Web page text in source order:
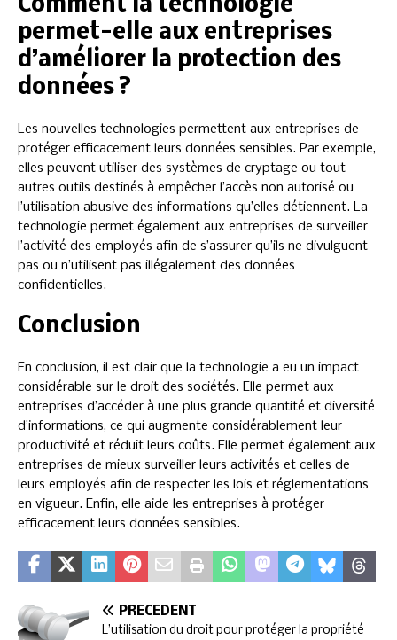
Comment la technologie
permet-elle aux entreprises
d’améliorer la protection des
données ?
Les nouvelles technologies permettent aux entreprises de
protéger efficacement leurs données sensibles. Par exemple,
elles peuvent utiliser des systèmes de cryptage ou tout
autres outils destinés à empêcher l’accès non autorisé ou
l’utilisation abusive des informations qu’elles détiennent. La
technologie permet également aux entreprises de surveiller
l’activité des employés afin de s’assurer qu’ils ne divulguent
pas ou n’utilisent pas illégalement des données
confidentielles.
Conclusion
En conclusion, il est clair que la technologie a eu un impact
considérable sur le droit des sociétés. Elle permet aux
entreprises d’accéder à une plus grande quantité et diversité
d’informations, ce qui augmente considérablement leur
productivité et réduit leurs coûts. Elle permet également aux
entreprises de mieux surveiller leurs activités et celles de
leurs employés afin de respecter les lois et réglementations
en vigueur. Enfin, elle aide les entreprises à protéger
efficacement leurs données sensibles.
PRÉCÉDENT
L’utilisation du droit pour protéger la propriété